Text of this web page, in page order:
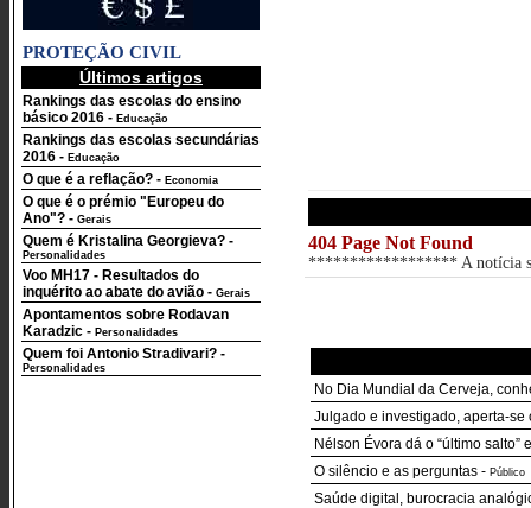
PROTEÇÃO CIVIL
Últimos artigos
Rankings das escolas do ensino
básico 2016 - Educação
Rankings das escolas secundárias
2016 - Educação
O que é a reflação? - Economia
O que é o prémio "Europeu do
Ano"? - Gerais
Quem é Kristalina Georgieva? -
Personalidades
Voo MH17 - Resultados do
inquérito ao abate do avião - Gerais
Apontamentos sobre Rodavan
Karadzic - Personalidades
Quem foi Antonio Stradivari? -
Personalidades
404 Page Not Found
****************** A notícia
No Dia Mundial da Cerveja,
Julgado e investigado, aperta-se
Nélson Évora dá o “último
O silêncio e as perguntas - Público
Saúde digital, burocracia